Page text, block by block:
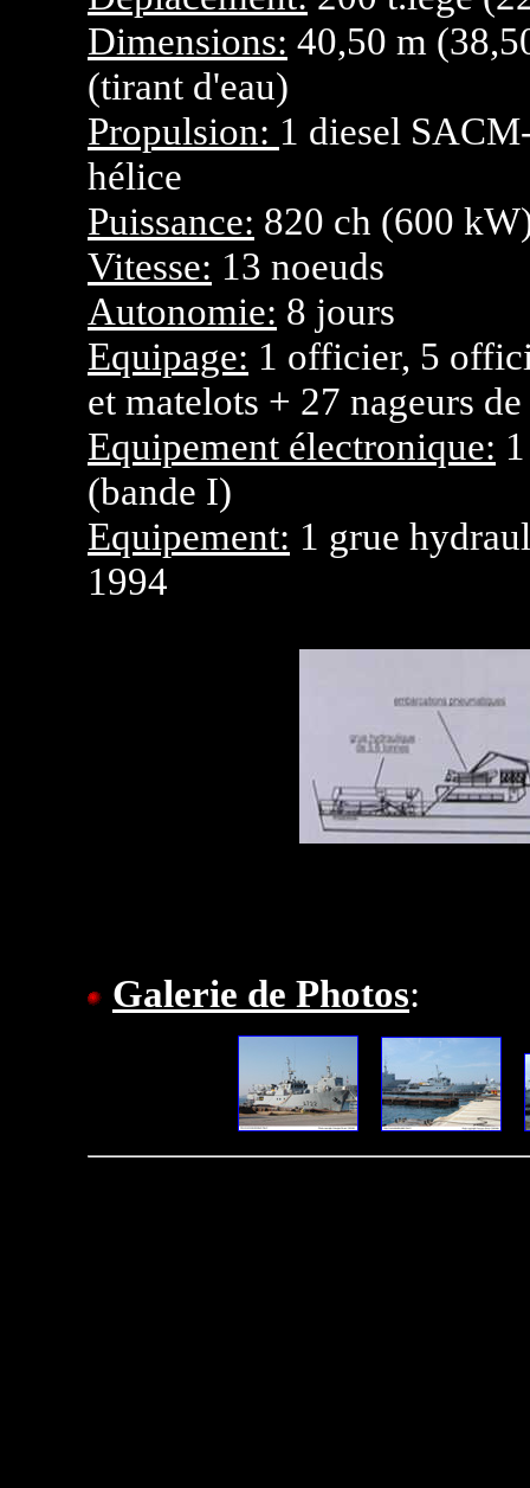
Dimensions: 40,50 m
(tirant d'eau)
Propulsion: 1 diesel
hélice
Puissance: 820 ch (600
Vitesse: 13 noeuds
Autonomie: 8 jours
Equipage: 1 officier, 5
et matelots + 27 nageurs
Equipement électronique:
(bande I)
Equipement: 1 grue
1994
Galerie de Photos: